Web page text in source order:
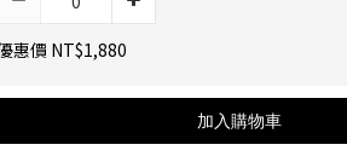
惠價 NT$1,880
加入購物車